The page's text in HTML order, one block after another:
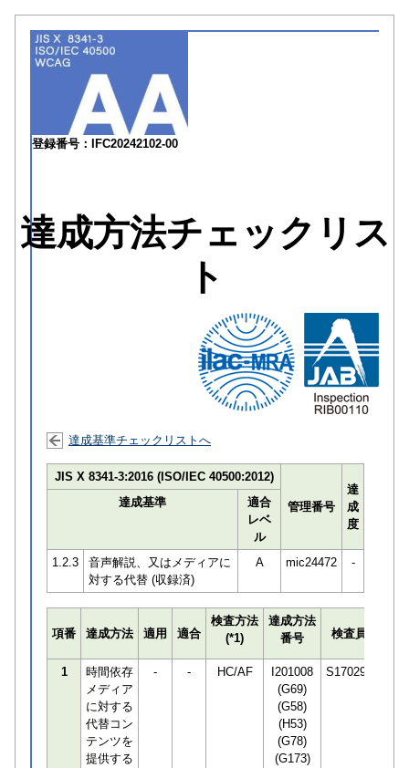
登録番号：IFC20242102-00
達成方法チェックリス
ト
達成基準チェックリストへ
JIS X 8341-3:2016 (ISO/IEC 40500:2012)
管理番号
達
成
度
達成基準
適合
レベ
ル
1.2.3
音声解説、又はメディアに
対する代替 (収録済)
A mic24472 -
項番 達成方法 適用 適合
検査方法
(*1)
達成方法
番号
検査員
1
時間依存
メディア
に対する
代替コン
テンツを
提供する
- - HC/AF
I201008
(G69)
(G58)
(H53)
(G78)
(G173)
S170294